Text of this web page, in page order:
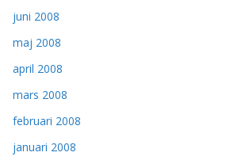
juni 2008
maj 2008
april 2008
mars 2008
februari 2008
januari 2008